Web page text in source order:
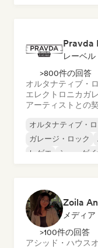
Pravda
レーベル
>800件の回答
オルタナティブ・
エレクトロニカガ
アーティストとの
オルタナティブ・
ガレージ・ロック
レゲエ
シューゲイ
Zoila
メディ
>100件の回答
アシッド・ハウス